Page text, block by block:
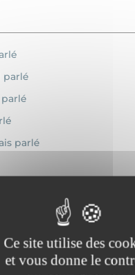
Ce site utilise des
et vous donne le
parlé
parlé
acceptées